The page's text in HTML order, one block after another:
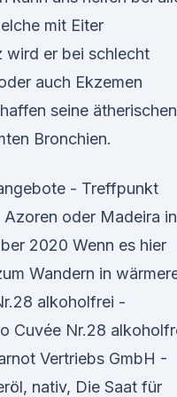
mit Eiter
wird er bei schlecht
auch Ekzemen
seine ätherischen
Bronchien.
- Treffpunkt
oder Madeira in
2020 Wenn es hier
Wandern in
alkoholfrei -
Cuvée Nr.28
Vertriebs GmbH -
nativ, Die Saat für